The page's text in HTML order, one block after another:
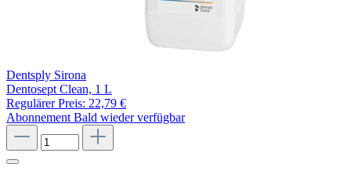
Dentsply Sirona
Dentosept Clean, 1 L
Regulärer Preis: 22,79 €
AbonnementBald wieder verfügbar